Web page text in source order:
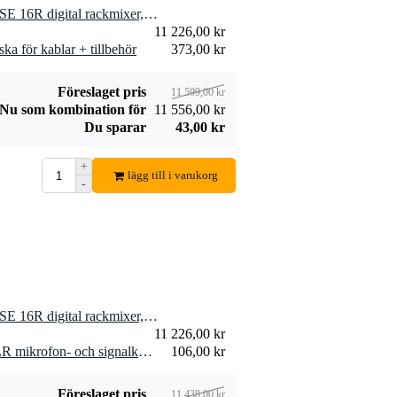
Devine JACM/10
instrumentkabel
mono jack-jack 10
meterLägg till beställning
Innox ETA GAF-
01-BK Gaffa Tape
1 x Presonus StudioLive® SE 16R digital rackmixer, svart
11 226,00 kr
för kablar + tillbehör
373,00 kr
Föreslaget pris 11 599,00 kr
Nu som kombination för 11 556,00 kr
Du sparar
43,00 kr
+
-
lägg till i varukorg
1 x Presonus StudioLive® SE 16R digital rackmixer, svart
11 226,00 kr
2 x Devine MIC100/10 XLR mikrofon- och signalkabel 10 meter
106,00 kr